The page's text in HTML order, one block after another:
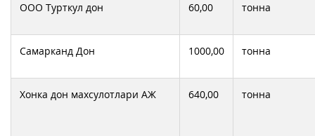
ООО Турткул дон 60,00 тонна
Самарканд Дон 1000,00 тонна
Хонка дон махсулотлари АЖ 640,00 тонна